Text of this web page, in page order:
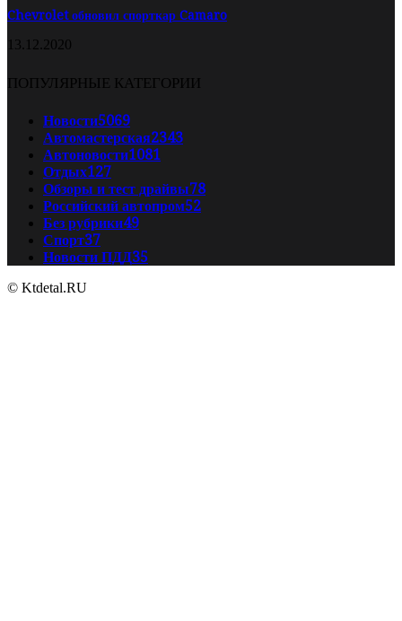
Chevrolet обновил спорткар Camaro
13.12.2020
ПОПУЛЯРНЫЕ КАТЕГОРИИ
Новости5069
Автомастерская2343
Автоновости1081
Отдых127
Обзоры и тест драйвы78
Российский автопром52
Без рубрики49
Спорт37
Новости ПДД35
© Ktdetal.RU